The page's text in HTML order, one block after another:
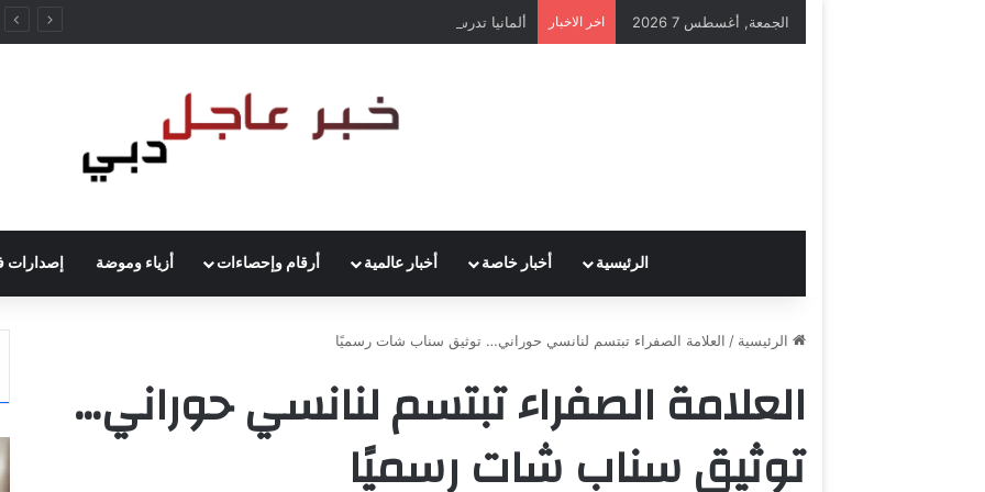
الجمعة, أغسطس 7 2026 اخر الاخبار
الرئيسية أخبار خاصة أخبار عالمية أرقام وإحصاءات أزياء وموضة إصدارات
الرئيسية / العلامة الصفراء تبتسم لنانسي حوراني… توثيق سناب شات رسميًا
العلامة الصفراء تبتسم لنانسي حوراني…
توثيق سناب شات رسميًا